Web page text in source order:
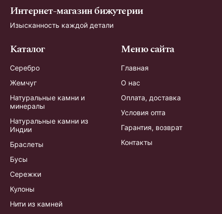
Интернет-магазин бижутерии
Изысканность каждой детали
Каталог
Серебро
Жемчуг
Натуральные камни и
минералы
Натуральные камни из
Индии
Браслеты
Бусы
Сережки
Кулоны
Нити из камней
Меню сайта
Главная
О нас
Оплата, доставка
Условия опта
Гарантия, возврат
Контакты